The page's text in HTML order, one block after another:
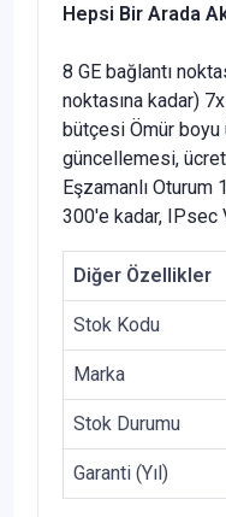
Hepsi Bir Arada
8 GE bağlantı
noktasına kadar)
bütçesi Ömür
güncellemesi,
Eşzamanlı Oturum
300'e kadar, IPsec
Diğer Özellikler
Stok Kodu
Marka
Stok Durumu
Garanti (Yıl)